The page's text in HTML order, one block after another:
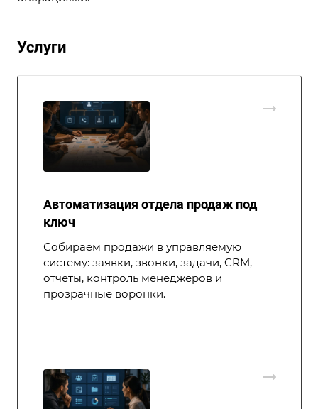
Услуги
Автоматизация отдела продаж под
ключ
Собираем продажи в управляемую
систему: заявки, звонки, задачи, CRM,
отчеты, контроль менеджеров и
прозрачные воронки.